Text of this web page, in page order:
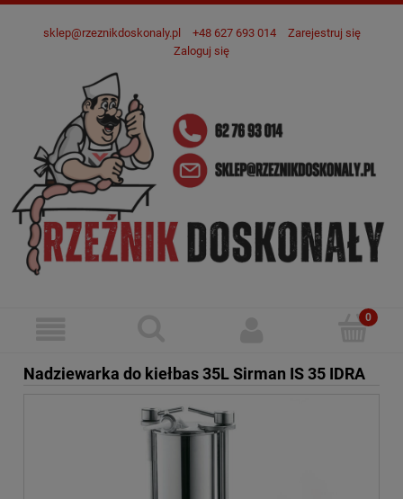
sklep@rzeznikdoskonaly.pl +48 627 693 014
Zarejestruj się
Zaloguj się
Nadziewarka do kiełbas 35L Sirman IS 35 IDRA